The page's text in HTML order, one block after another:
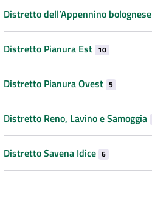
Distretto dell’Appennino bolognese
Distretto Pianura Est 10
Distretto Pianura Ovest 5
Distretto Reno, Lavino e Samoggia
Distretto Savena Idice 6